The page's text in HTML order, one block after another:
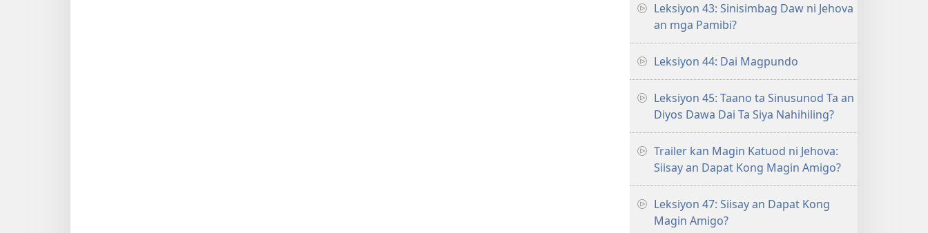
Leksiyon 43: Sinisimbag Daw ni Jehova
an mga Pamibi?
Leksiyon 44: Dai Magpundo
Leksiyon 45: Taano ta Sinusunod Ta an
Diyos Dawa Dai Ta Siya Nahihiling?
Trailer kan Magin Katuod ni Jehova:
Siisay an Dapat Kong Magin Amigo?
Leksiyon 47: Siisay an Dapat Kong
Magin Amigo?